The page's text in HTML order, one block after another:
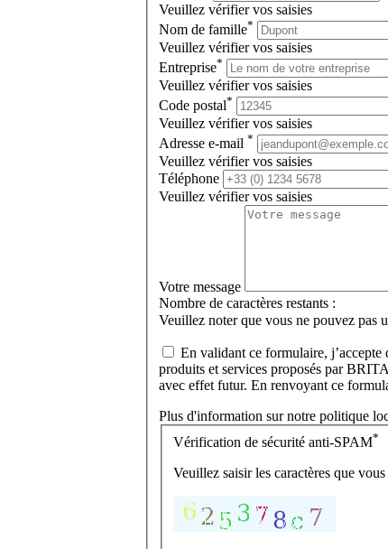
Veuillez vérifier vos saisies
Nom de famille*
Veuillez vérifier vos saisies
Entreprise*
Veuillez vérifier vos saisies
Code postal*
Veuillez vérifier vos saisies
Adresse e-mail *
Veuillez vérifier vos saisies
Téléphone
Veuillez vérifier vos saisies
Votre message
Nombre de caractères restants :
Veuillez noter que vous ne pouvez
En validant ce formulaire,
produits et services proposés par
avec effet futur. En renvoyant ce
Plus d'information sur notre politique
Vérification de sécurité anti-SPAM*
Veuillez saisir les caractères que